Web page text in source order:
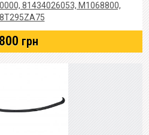
81434026053, M1068800,
грн